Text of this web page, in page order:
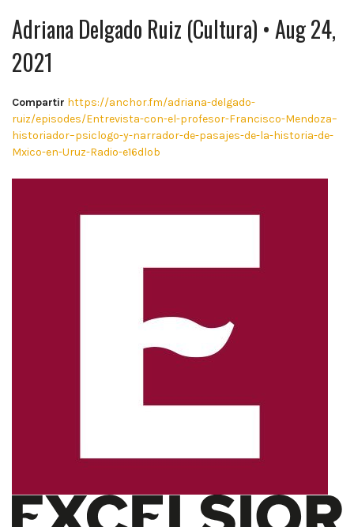
Adriana Delgado Ruiz (Cultura) • Aug 24,
2021
Compartir https://anchor.fm/adriana-delgado-
ruiz/episodes/Entrevista-con-el-profesor-Francisco-Mendoza–
historiador–psiclogo-y-narrador-de-pasajes-de-la-historia-de-
Mxico-en-Uruz-Radio-e16dlob